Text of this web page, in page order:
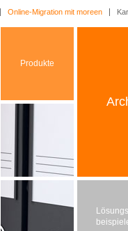
Online-Migration mit moreen
Produkte